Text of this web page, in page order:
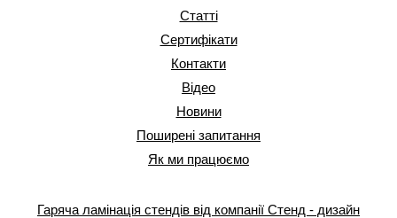
Статті
Сертифікати
Контакти
Відео
Новини
Поширені запитання
Як ми працюємо
Гаряча ламінація стендів від компанії Стенд - дизайн